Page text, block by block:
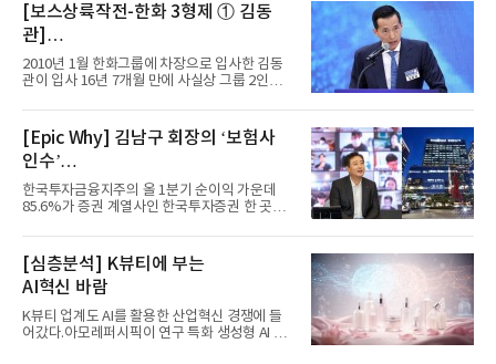
[보스상륙작전-한화 3형제 ① 김동
관]
입사 16년 만에 수석부회장 … 경영승
계 ‘초읽기’
2010년 1월 한화그룹에 차장으로 입사한 김동
관이 입사 16년 7개월 만에 사실상 그룹 2인자
[Epic Why] 김남구 회장의 ‘보험사
인수’
발걸음이 신중해진 배경은?
한국투자금융지주의 올 1분기 순이익 가운데
85.6%가 증권 계열사인 한국투자증권 한 곳에
[심층분석] K뷰티에 부는
AI혁신 바람
K뷰티 업계도 AI를 활용한 산업혁신 경쟁에 들
어갔다.아모레퍼시픽이 연구 특화 생성형 AI 플